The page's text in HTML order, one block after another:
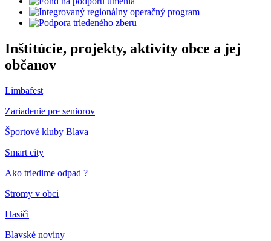
Inštitúcie, projekty, aktivity obce a jej
občanov
Limbafest
Zariadenie pre seniorov
Športové kluby Blava
Smart city
Ako triedime odpad ?
Stromy v obci
Hasiči
Blavské noviny